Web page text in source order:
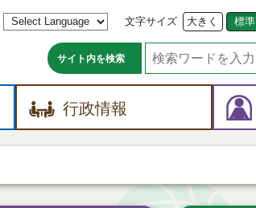
文字サイズ 大きく 標準
サイト内を検索
行政情報